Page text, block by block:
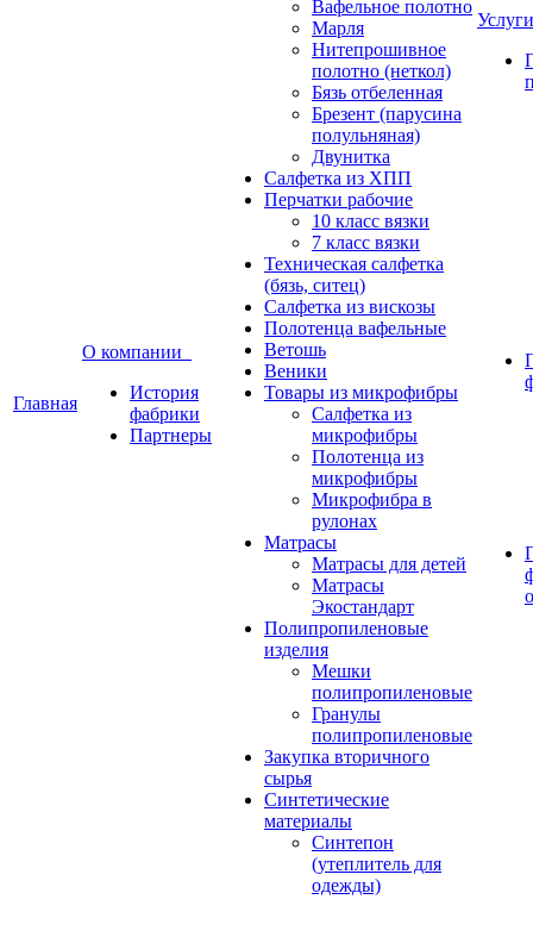
Главная
О компании
История
фабрики
Партнеры
Вафельное полотно
Марля
Нитепрошивное
полотно (неткол)
Бязь отбеленная
Брезент (парусина
полульняная)
Двунитка
Салфетка из ХПП
Перчатки рабочие
10 класс вязки
7 класс вязки
Техническая салфетка
(бязь, ситец)
Салфетка из вискозы
Полотенца вафельные
Ветошь
Веники
Товары из микрофибры
Салфетка из
микрофибры
Полотенца из
микрофибры
Микрофибра в
рулонах
Матрасы
Матрасы для детей
Матрасы
Экостандарт
Полипропиленовые
изделия
Мешки
полипропиленовые
Гранулы
полипропиленовые
Закупка вторичного
сырья
Синтетические
материалы
Синтепон
(утеплитель для
одежды)